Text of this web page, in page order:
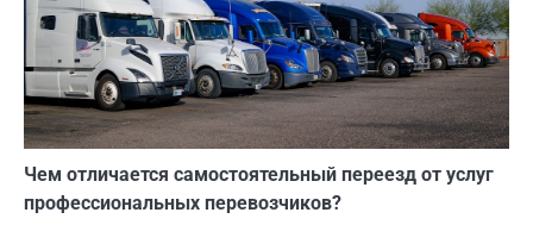
Чем отличается самостоятельный переезд от услуг
профессиональных перевозчиков?